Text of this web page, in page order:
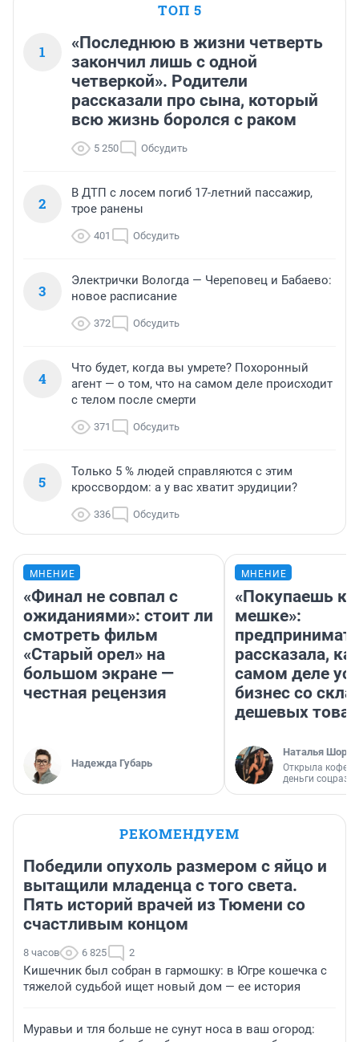
ТОП 5
1
«Последнюю в жизни четверть
закончил лишь с одной
четверкой». Родители
рассказали про сына, который
всю жизнь боролся с раком
5 250 Обсудить
2
В ДТП с лосем погиб 17-летний пассажир,
трое ранены
401 Обсудить
3
Электрички Вологда — Череповец и Бабаево:
новое расписание
372 Обсудить
4
Что будет, когда вы умрете? Похоронный
агент — о том, что на самом деле происходит
с телом после смерти
371 Обсудить
5
Только 5 % людей справляются с этим
кроссвордом: а у вас хватит эрудиции?
336 Обсудить
МНЕНИЕ
«Финал не совпал с
ожиданиями»: стоит ли
смотреть фильм
«Старый орел» на
большом экране —
честная рецензия
Надежда Губарь
МНЕНИЕ
«Покупаешь
мешке»:
рассказала,
самом деле
бизнес со
дешевых
Наталья
Открыла
деньги
РЕКОМЕНДУЕМ
Победили опухоль размером с яйцо и
вытащили младенца с того света.
Пять историй врачей из Тюмени со
счастливым концом
8 часов 6 825 2
Кишечник был собран в гармошку: в Югре кошечка с
тяжелой судьбой ищет новый дом — ее история
Муравьи и тля больше не сунут носа в ваш огород: